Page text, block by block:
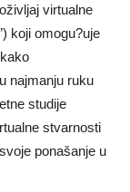
virtualne
koji omogu?uje
najmanju ruku
studije
stvarnosti
ponašanje u